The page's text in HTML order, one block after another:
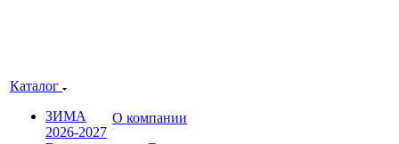
Каталог
ЗИМА
2026-2027
О компании